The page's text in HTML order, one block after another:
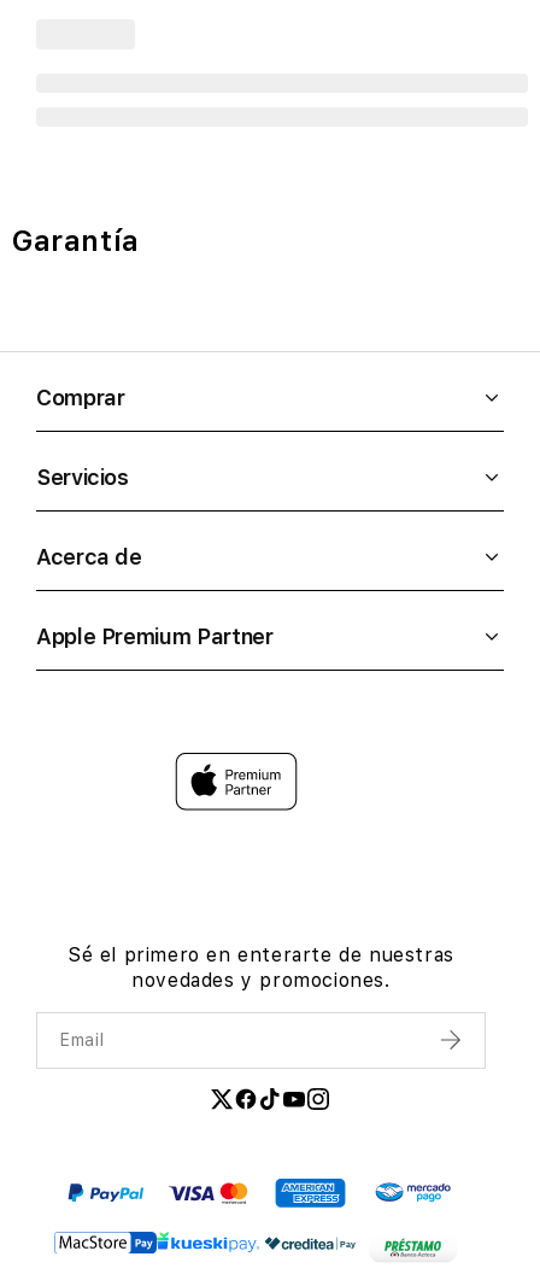
Garantía
Comprar
Servicios
Acerca de
Apple Premium Partner
Sé el primero en enterarte de nuestras
novedades y promociones.
Email